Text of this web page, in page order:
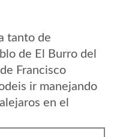
tanto de
de El Burro del
Francisco
ir manejando
en el